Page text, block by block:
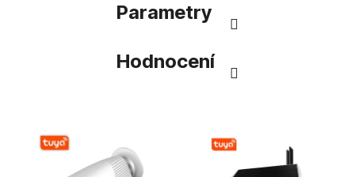
Parametry
Hodnocení